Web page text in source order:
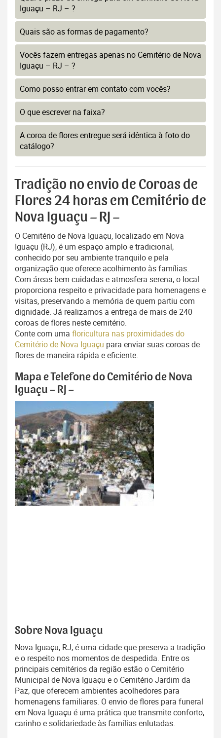
Iguaçu – RJ – ?
Quais são as formas de pagamento?
Vocês fazem entregas apenas no Cemitério de Nova
Iguaçu – RJ – ?
Como posso entrar em contato com vocês?
O que escrever na faixa?
A coroa de flores entregue será idêntica à foto do
catálogo?
Tradição no envio de Coroas de
Flores 24 horas em Cemitério de
Nova Iguaçu – RJ –
O Cemitério de Nova Iguaçu, localizado em Nova
Iguaçu (RJ), é um espaço amplo e tradicional,
conhecido por seu ambiente tranquilo e pela
organização que oferece acolhimento às famílias.
Com áreas bem cuidadas e atmosfera serena, o local
proporciona respeito e privacidade para homenagens e
visitas, preservando a memória de quem partiu com
dignidade. Já realizamos a entrega de mais de 240
coroas de flores neste cemitério.
Conte com uma floricultura nas proximidades do
Cemitério de Nova Iguaçu para enviar suas coroas de
flores de maneira rápida e eficiente.
Mapa e Telefone do Cemitério de Nova
Iguaçu – RJ –
Sobre Nova Iguaçu
Nova Iguaçu, RJ, é uma cidade que preserva a tradição
e o respeito nos momentos de despedida. Entre os
principais cemitérios da região estão o Cemitério
Municipal de Nova Iguaçu e o Cemitério Jardim da
Paz, que oferecem ambientes acolhedores para
homenagens familiares. O envio de flores para funeral
em Nova Iguaçu é uma prática que transmite conforto,
carinho e solidariedade às famílias enlutadas.